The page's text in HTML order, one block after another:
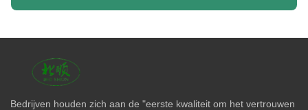
Bedrijven houden zich aan de "eerste kwaliteit om het vertrouwen